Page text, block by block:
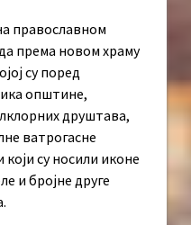
православном
према новом храму
су поред
општине,
друштава,
ватрогасне
су носили иконе
и бројне друге